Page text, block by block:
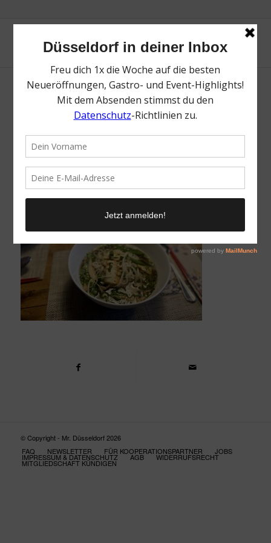
Phox Pho | Die besten asiatischen
Foto: Mr. Düsseldorf
© Copyright - Mr. Düsseldorf 2026
FAQ
NEWSLETTER FÜR KOOPERATIONSPARTNER JOBS
IMPRESSUM & DATENSCHUTZ AGB WIDERRUFSRECHT
MITGLIEDSCHAFT KÜNDIGEN